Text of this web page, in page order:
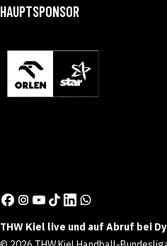
HAUPTSPONSOR
THW Kiel live und auf Abruf bei